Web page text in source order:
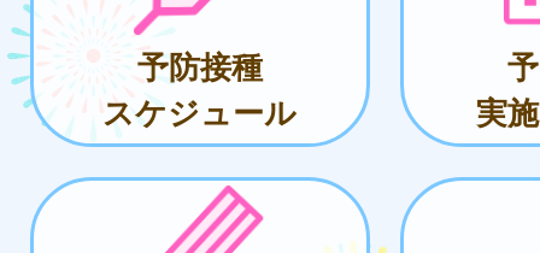
予防接種
スケジュール
実